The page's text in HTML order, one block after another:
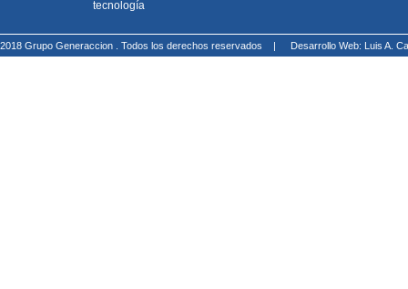
tecnología
2018 Grupo Generaccion . Todos los derechos reservados | Desarrollo Web: Luis